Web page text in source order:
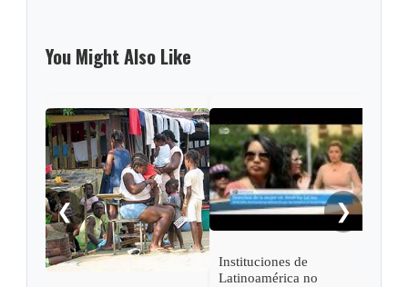
You Might Also Like
❮
Instituciones de
Latinoamérica no
❯